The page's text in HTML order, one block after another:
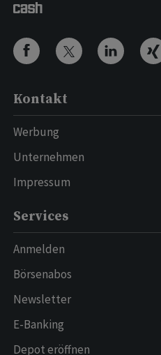
Kontakt
Werbung
Unternehmen
Impressum
Services
Anmelden
Börsenabos
Newsletter
E-Banking
Depot eröffnen